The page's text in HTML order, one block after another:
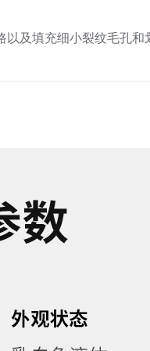
以及填充细小裂纹毛孔和